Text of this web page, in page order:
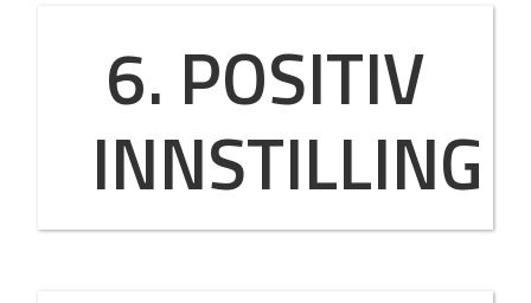
6. POSITIV
INNSTILLING